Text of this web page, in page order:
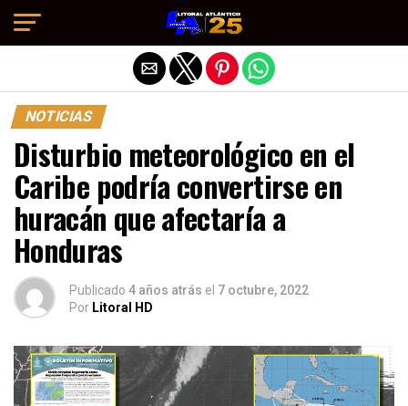
NOTICIAS
Disturbio meteorológico en el
Caribe podría convertirse en
huracán que afectaría a
Honduras
Publicado 4 años atrás el 7 octubre, 2022
Por Litoral HD
Salir de la versión móvil